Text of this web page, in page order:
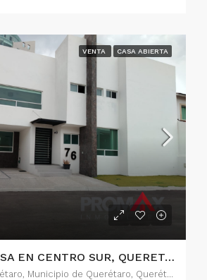
VENTA CASA ABIERTA
VENTA DE CASA EN CENTRO SUR, QUERETARO
Santiago de Querétaro, Municipio de Querétaro, Querétaro, 76090, México